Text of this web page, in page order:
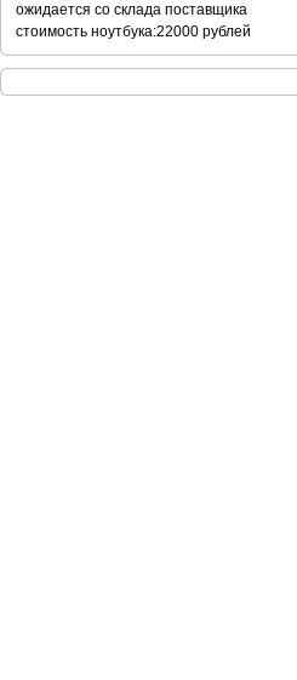
ожидается со склада поставщика
стоимость ноутбука:22000 рублей